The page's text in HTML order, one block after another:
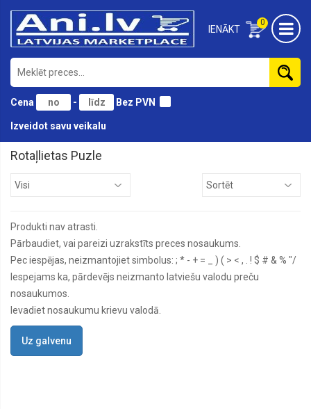
0
IENĀKT
Cena - Bez PVN
Izveidot savu veikalu
Bērnu
transportlīdzekļi
Galda
spēles
Konstruktori
Rotaļlietas
Rotaļlietas Puzle
Produkti nav atrasti.
Pārbaudiet, vai pareizi uzrakstīts preces nosaukums.
Pec iespējas, neizmantojiet simbolus: ; * - + = _ ) ( > < , . ! $ # & % "/
Iespejams ka, pārdevējs neizmanto latviešu valodu preču
nosaukumos.
Ievadiet nosaukumu krievu valodā.
Uz galvenu